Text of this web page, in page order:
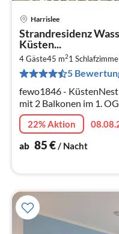
Harrislee
Strandresidenz
Küsten...
4 Gäste45 m21
5
fewo1846 -
mit 2 Balkonen im 1. OG
22% Aktion
ab 85€/ Nacht